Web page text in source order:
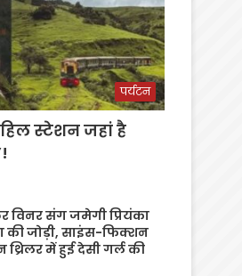
पर्यटन
स्टेशन जहां है
विनर संग जमेगी प्रियंका
की जोड़ी, साइंस-फिक्शन
में हुई देसी गर्ल की